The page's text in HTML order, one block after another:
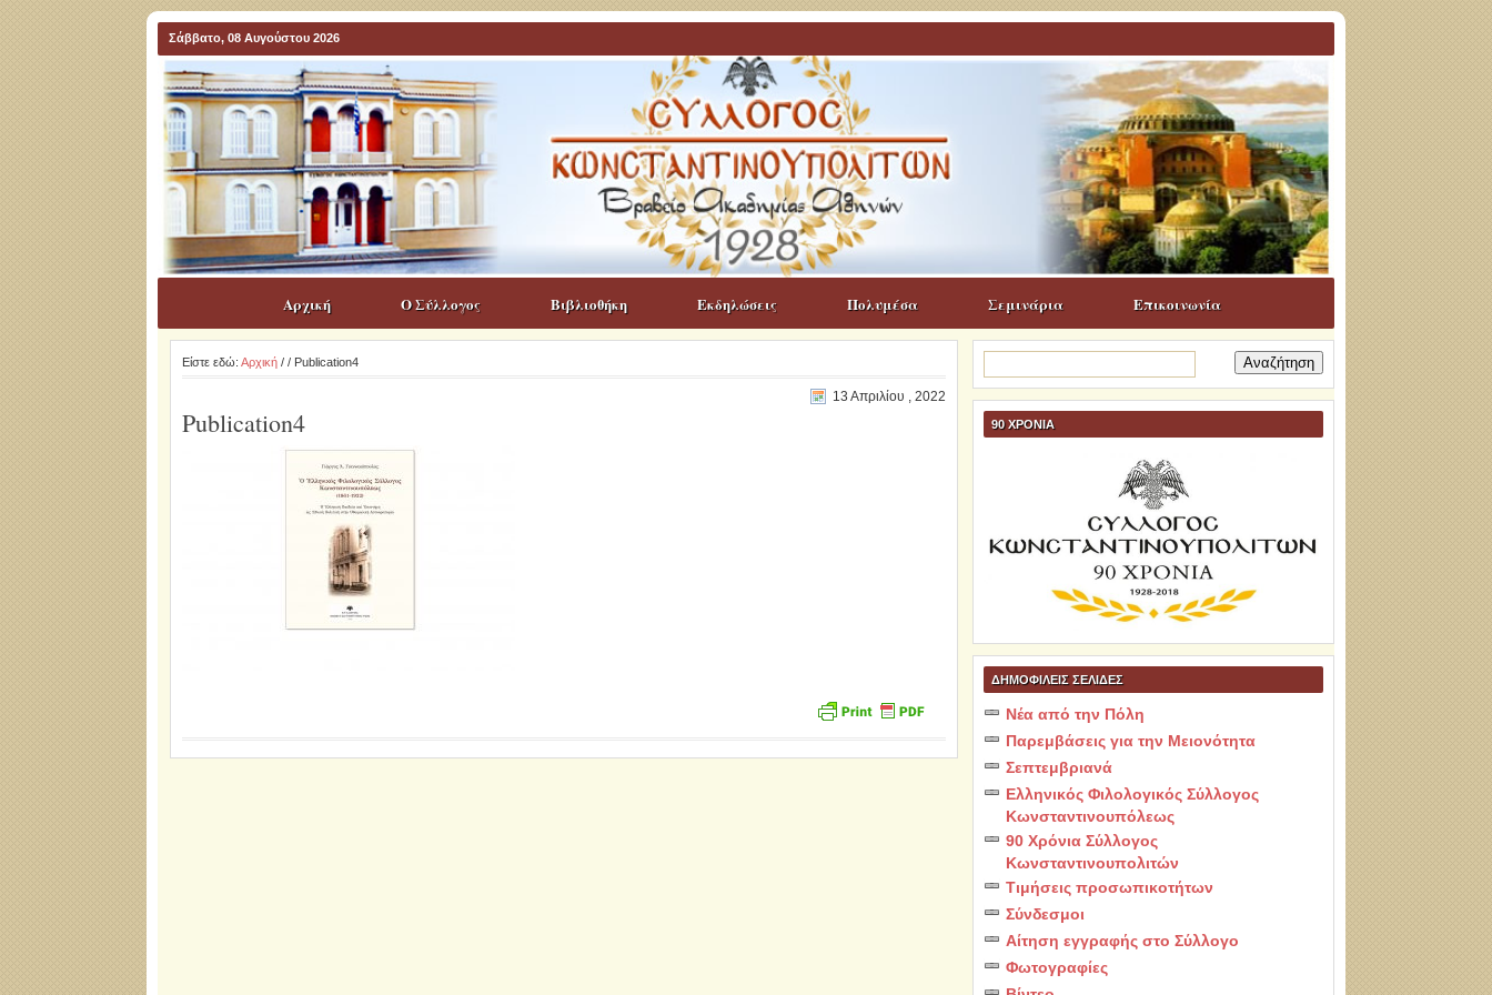
Σάββατο, 08 Αυγούστου 2026
Αρχική Ο Σύλλογος Βιβλιοθήκη Εκδηλώσεις Πολυμέσα Σεμινάρια Επικοινωνία
Είστε εδώ: Αρχική/ / Publication4
13 Απριλίου , 2022
Publication4
για:
90 ΧΡΟΝΙΑ
ΔΗΜΟΦΙΛΕΙΣ ΣΕΛΙΔΕΣ
Νέα από την Πόλη
Παρεμβάσεις για την Μειονότητα
Σεπτεμβριανά
Ελληνικός Φιλολογικός Σύλλογος
Κωνσταντινουπόλεως
90 Χρόνια Σύλλογος
Κωνσταντινουπολιτών
Τιμήσεις προσωπικοτήτων
Σύνδεσμοι
Αίτηση εγγραφής στο Σύλλογο
Φωτογραφίες